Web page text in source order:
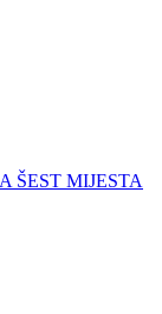
ŠEST MIJESTA